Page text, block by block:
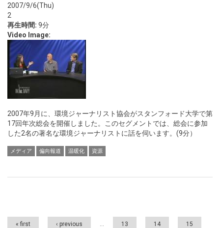
2007/9/6(Thu)
2
再生時間: 9分
Video Image:
2007年9月に、環境ジャーナリスト協会がスタンフォード大学で第
17回年次総会を開催しました。このセグメントでは、総会に参加
した2名の著名な環境ジャーナリストに話を伺います。(9分）
メディア 偏向報道 温暖化 資源
Pages
« first ‹ previous … 13 14 15